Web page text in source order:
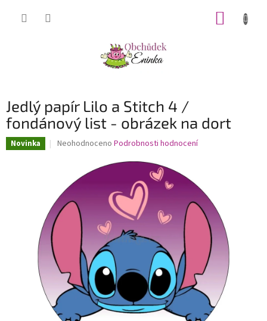
Jedlý papír Lilo a Stitch 4 /
fondánový list - obrázek na dort
Novinka
Průměrné
0,0
z
5
hvězdiček.
Neohodnoceno Podrobnosti hodnocení